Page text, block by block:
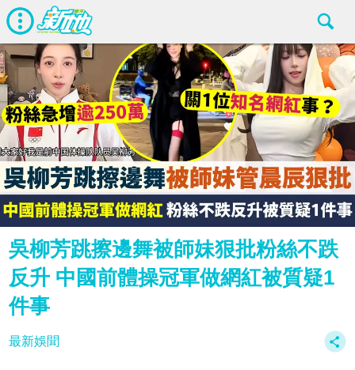
吳柳芳跳擦邊舞被師妹狠批粉絲不跌
反升 中國前體操冠軍做網紅被質疑1
件事
最新娛聞